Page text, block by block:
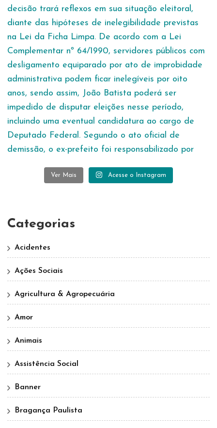
Ver Mais Acesse o Instagram
Categorias
Acidentes
Ações Sociais
Agricultura & Agropecuária
Amor
Animais
Assistência Social
Banner
Bragança Paulista